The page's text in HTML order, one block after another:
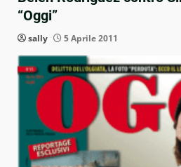
“Oggi”
sally 5 Aprile 2011